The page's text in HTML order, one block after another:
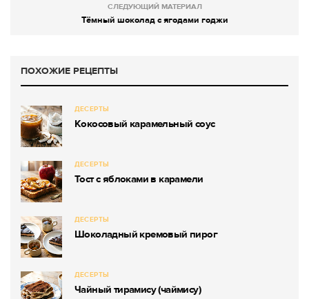
СЛЕДУЮЩИЙ МАТЕРИАЛ
Тёмный шоколад с ягодами годжи
ПОХОЖИЕ РЕЦЕПТЫ
ДЕСЕРТЫ
Кокосовый карамельный соус
ДЕСЕРТЫ
Тост с яблоками в карамели
ДЕСЕРТЫ
Шоколадный кремовый пирог
ДЕСЕРТЫ
Чайный тирамису (чаймису)